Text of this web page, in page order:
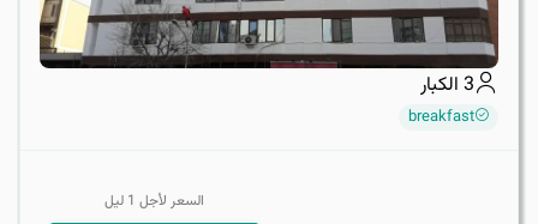
3 الكبار
breakfast
السعر لأجل 1 ليل